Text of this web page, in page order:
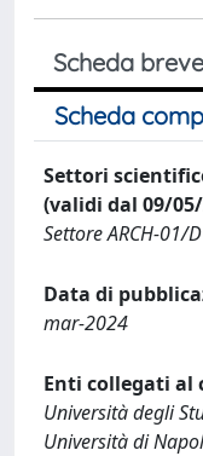
Scheda breve
Scheda
Settori
(validi dal 09/
Settore ARCH-01/
Data di
mar-2024
Enti collegati al
Università degli
Università di